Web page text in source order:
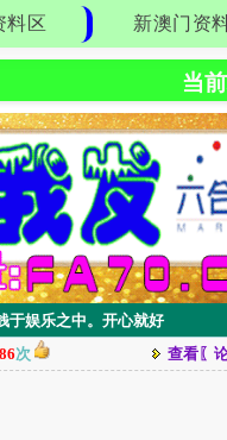
料区 新澳门资
当
于娱乐之中。开心就好
次 查看〖